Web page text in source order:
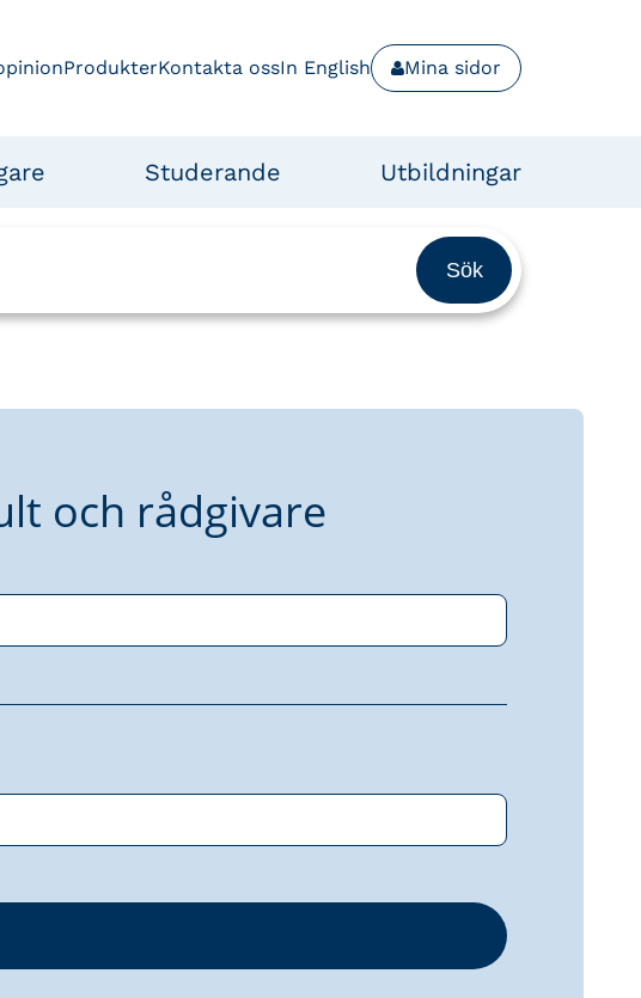
ProdukterKontakta ossIn English Mina sidor
Studerande Utbildningar
och rådgivare